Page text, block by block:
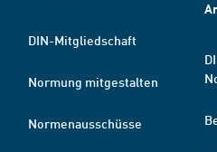
DIN-Mitgliedschaft
Normung mitgestalten
Normenausschüsse